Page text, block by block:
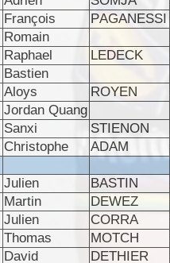
François PAGANESSI
Romain
Raphael LEDECK
Bastien
Aloys ROYEN
Jordan Quang
Sanxi STIENON
Christophe ADAM
Julien BASTIN
Martin DEWEZ
Julien CORRA
Thomas MOTCH
David DETHIER